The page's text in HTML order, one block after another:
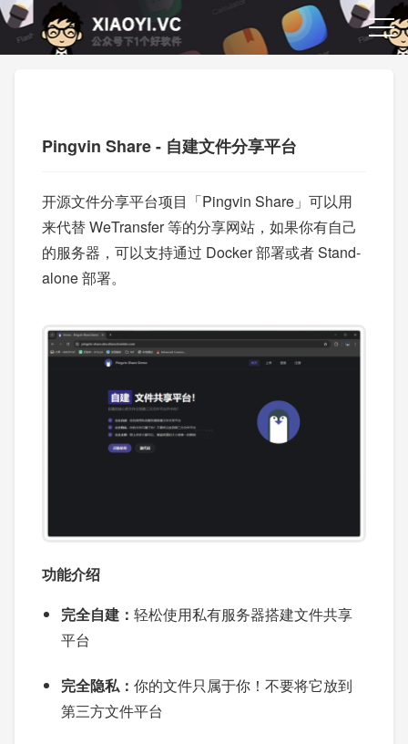
Pingvin Share - 自建文件分享平台
开源文件分享平台项目「Pingvin Share」可以用
来代替 WeTransfer 等的分享网站，如果你有自己
的服务器，可以支持通过 Docker 部署或者 Stand-
alone 部署。
功能介绍
完全自建： 轻松使用私有服务器搭建文件共享
平台
完全隐私： 你的文件只属于你！不要将它放到
第三方文件平台